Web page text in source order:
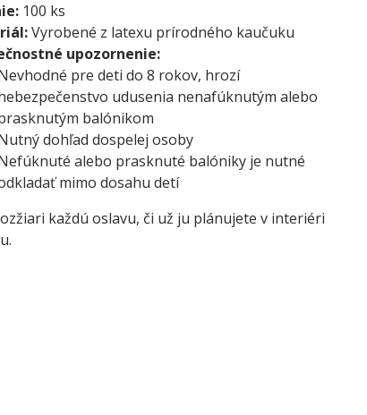
100 ks
Vyrobené z latexu prírodného kaučuku
upozornenie:
pre deti do 8 rokov, hrozí
udusenia nenafúknutým alebo
balónikom
dohľad dospelej osoby
alebo prasknuté balóniky je nutné
mimo dosahu detí
každú oslavu, či už ju plánujete v interiéri